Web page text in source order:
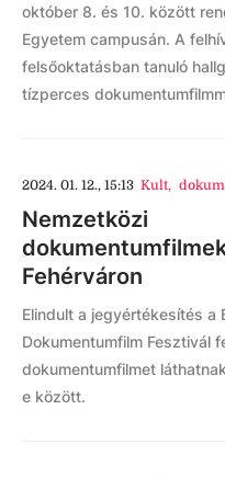
október 8. és 10. között
Egyetem campusán. A
felsőoktatásban tanuló
tízperces
2024. 01. 12., 15:13 Kult,
Nemzetközi
Fehérváron
Elindult a jegyértékesítés a
Dokumentumfilm Fesztivál
dokumentumfilmet
e között.